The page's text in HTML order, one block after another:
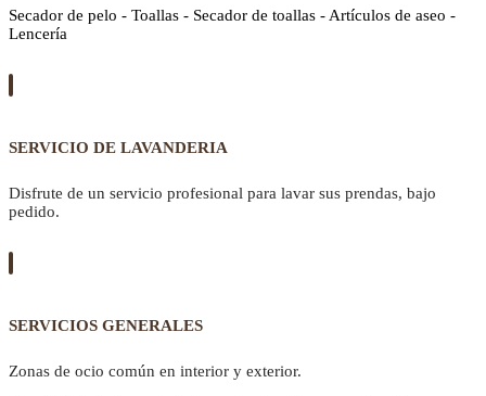
Secador de pelo - Toallas - Secador de toallas - Artículos de aseo -
Lencería
SERVICIO DE LAVANDERIA
Disfrute de un servicio profesional para lavar sus prendas, bajo
pedido.
SERVICIOS GENERALES
Zonas de ocio común en interior y exterior.